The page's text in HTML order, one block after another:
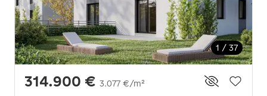
1 / 37
314.900 € 3.077 €/m²